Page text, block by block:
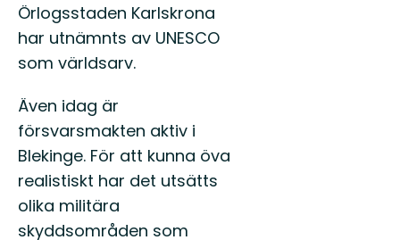
Örlogsstaden Karlskrona
har utnämnts av UNESCO
som världsarv.
Även idag är
försvarsmakten aktiv i
Blekinge. För att kunna öva
realistiskt har det utsätts
olika militära
skyddsområden som